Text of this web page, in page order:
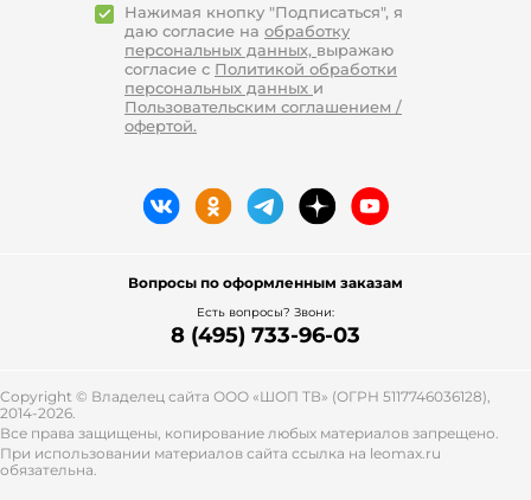
Нажимая кнопку "Подписаться", я
даю согласие на обработку
персональных данных, выражаю
согласие с Политикой обработки
персональных данных и
Пользовательским соглашением /
офертой.
Вопросы по оформленным заказам
Есть вопросы? Звони:
8 (495) 733-96-03
Copyright © Владелец сайта ООО «ШОП ТВ» (ОГРН 5117746036128),
2014-2026.
Все права защищены, копирование любых материалов запрещено.
При использовании материалов сайта ссылка на leomax.ru
обязательна.